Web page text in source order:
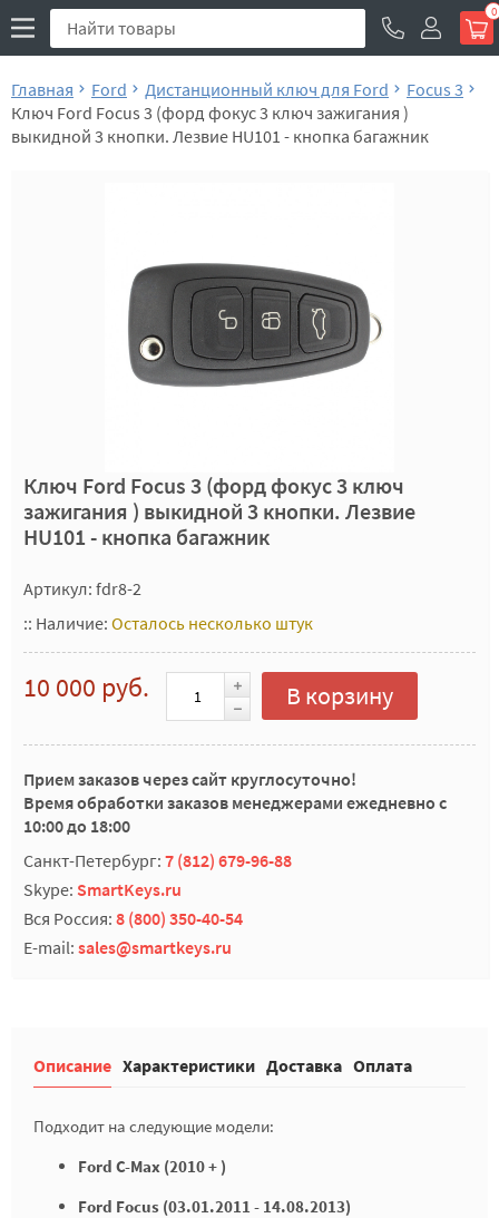
0
Главная Ford Дистанционный ключ для Ford
Focus 3
Ключ Ford Focus 3 (форд фокус 3 ключ зажигания )
выкидной 3 кнопки. Лезвие HU101 - кнопка багажник
Ключ Ford Focus 3 (форд фокус 3 ключ
зажигания ) выкидной 3 кнопки. Лезвие
HU101 - кнопка багажник
Артикул: fdr8-2
:: Наличие: Осталось несколько штук
10 000 руб. В корзину
Прием заказов через сайт круглосуточно!
Время обработки заказов менеджерами ежедневно с
10:00 до 18:00
Санкт-Петербург: 7 (812) 679-96-88
Skype: SmartKeys.ru
Вся Россия: 8 (800) 350-40-54
E-mail: sales@smartkeys.ru
Описание Характеристики Доставка Оплата
Подходит на следующие модели:
Ford C-Max (2010 + )
Ford Focus (03.01.2011 - 14.08.2013)